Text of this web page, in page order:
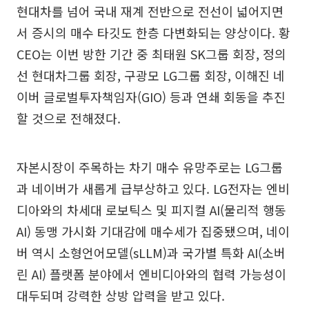
현대차를 넘어 국내 재계 전반으로 전선이 넓어지면
서 증시의 매수 타깃도 한층 다변화되는 양상이다. 황
CEO는 이번 방한 기간 중 최태원 SK그룹 회장, 정의
선 현대차그룹 회장, 구광모 LG그룹 회장, 이해진 네
이버 글로벌투자책임자(GIO) 등과 연쇄 회동을 추진
할 것으로 전해졌다.
자본시장이 주목하는 차기 매수 유망주로는 LG그룹
과 네이버가 새롭게 급부상하고 있다. LG전자는 엔비
디아와의 차세대 로보틱스 및 피지컬 AI(물리적 행동
AI) 동맹 가시화 기대감에 매수세가 집중됐으며, 네이
버 역시 소형언어모델(sLLM)과 국가별 특화 AI(소버
린 AI) 플랫폼 분야에서 엔비디아와의 협력 가능성이
대두되며 강력한 상방 압력을 받고 있다.